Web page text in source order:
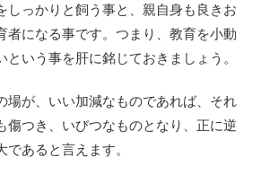
しっかりと飼う事と、親自身も良きお
者になる事です。つまり、教育を小動
いう事を肝に銘じておきましょう。
場が、いい加減なものであれば、それ
傷つき、いびつなものとなり、正に逆
あると言えます。